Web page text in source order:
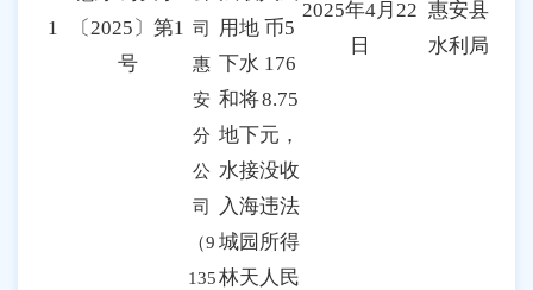
1
〔2025〕第1
号
司
惠
安
分
公
司
（9
135
用地
下水
和将
地下
水接
入海
城园
林天
币5
176
8.75
元，
没收
违法
所得
人民
2025年4月22
日
惠安县
水利局